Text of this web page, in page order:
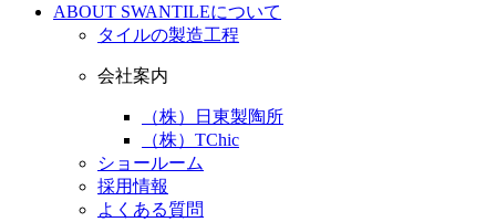
ABOUT SWANTILEについて
タイルの製造工程
会社案内
（株）日東製陶所
（株）TChic
ショールーム
採用情報
よくある質問